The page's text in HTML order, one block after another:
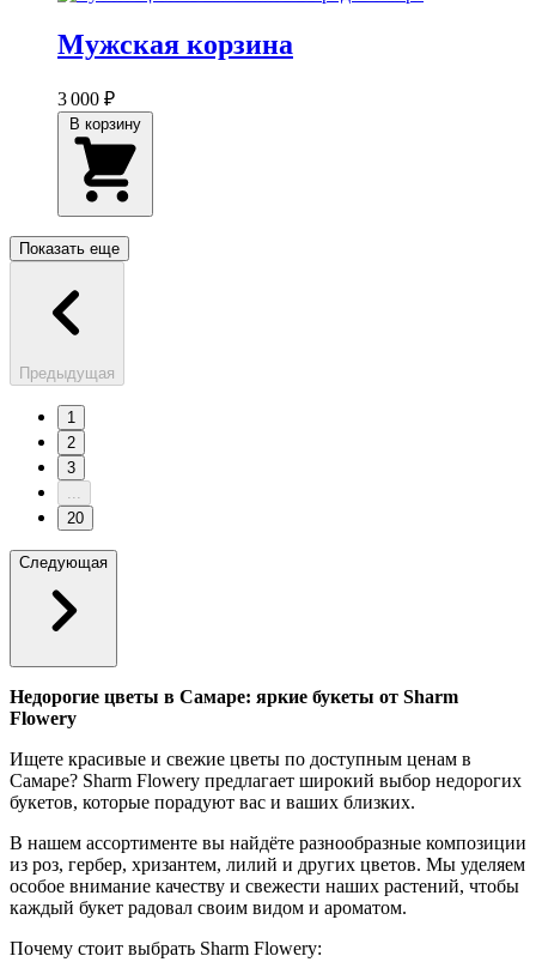
Мужская корзина
3 000 ₽
Показать еще
Предыдущая
1
2
3
...
20
Следующая
Недорогие цветы в Самаре: яркие букеты от Sharm
Flowery
Ищете красивые и свежие цветы по доступным ценам в
Самаре? Sharm Flowery предлагает широкий выбор недорогих
букетов, которые порадуют вас и ваших близких.
В нашем ассортименте вы найдёте разнообразные композиции
из роз, гербер, хризантем, лилий и других цветов. Мы уделяем
особое внимание качеству и свежести наших растений, чтобы
каждый букет радовал своим видом и ароматом.
Почему стоит выбрать Sharm Flowery: